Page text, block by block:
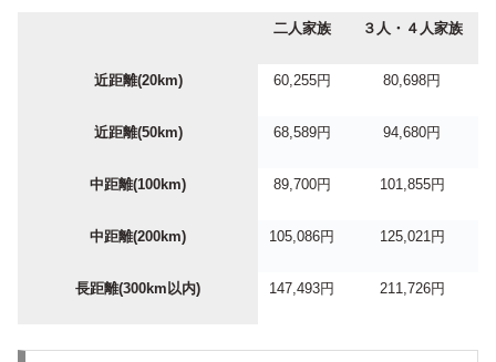
二人家族 ３人・４人家族
近距離(20km) 60,255円 80,698円
近距離(50km) 68,589円 94,680円
中距離(100km) 89,700円 101,855円
中距離(200km) 105,086円 125,021円
長距離(300km以内) 147,493円 211,726円